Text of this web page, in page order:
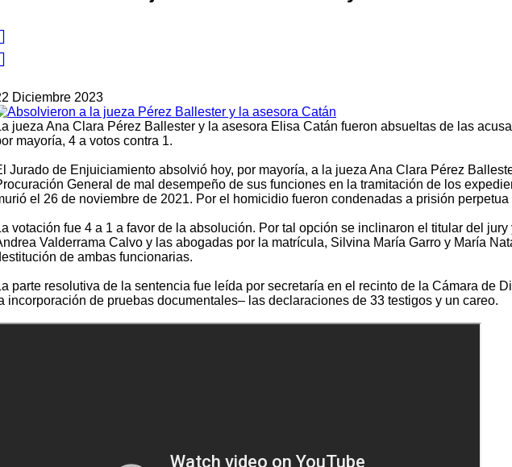
Diciembre 2023
jueza Ana Clara Pérez Ballester y la asesora Elisa Catán fueron absueltas de las
mayoría, 4 a votos contra 1.
Jurado de Enjuiciamiento absolvió hoy, por mayoría, a la jueza Ana Clara Pérez
General de mal desempeño de sus funciones en la tramitación de los
el 26 de noviembre de 2021. Por el homicidio fueron condenadas a prisión
votación fue 4 a 1 a favor de la absolución. Por tal opción se inclinaron el titular del
Valderrama Calvo y las abogadas por la matrícula, Silvina María Garro y María
de ambas funcionarias.
parte resolutiva de la sentencia fue leída por secretaría en el recinto de la Cámara de
incorporación de pruebas documentales– las declaraciones de 33 testigos y un careo.